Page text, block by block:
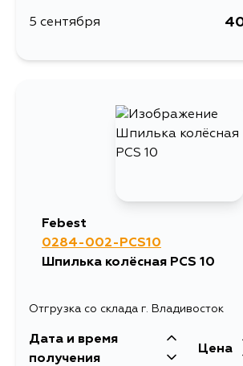
5 сентября
Febest
0284-002-PCS10
Шпилька колёсная PCS 10
Отгрузка со склада г. Владивосток
Дата и время
получения
Цена